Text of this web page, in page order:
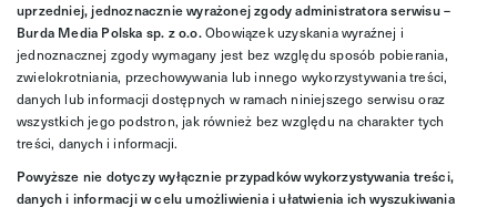
uprzedniej, jednoznacznie wyrażonej zgody administratora serwisu –
Burda Media Polska sp. z o.o.Obowiązek uzyskania wyraźnej i
jednoznacznej zgody wymagany jest bez względu sposób pobierania,
zwielokrotniania, przechowywania lub innego wykorzystywania treści,
danych lub informacji dostępnych w ramach niniejszego serwisu oraz
wszystkich jego podstron, jak również bez względu na charakter tych
treści, danych i informacji.
Powyższe nie dotyczy wyłącznie przypadków wykorzystywania treści,
danych i informacji w celu umożliwienia i ułatwienia ich wyszukiwania